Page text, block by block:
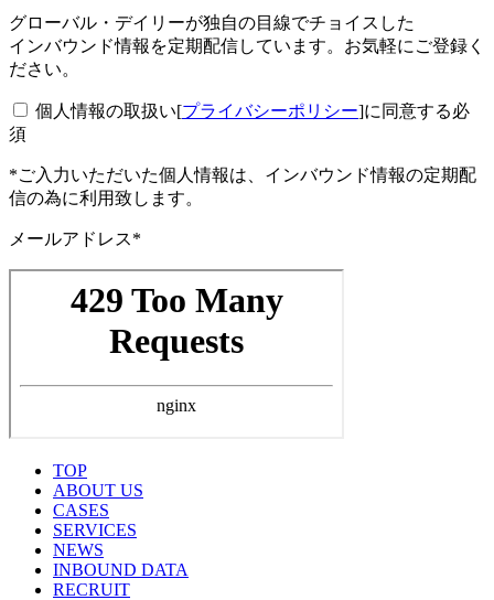
グローバル・デイリーが独自の目線でチョイスした
インバウンド情報を定期配信しています。お気軽にご登録く
ださい。
個人情報の取扱い[プライバシーポリシー]に同意する必
須
*ご入力いただいた個人情報は、インバウンド情報の定期配
信の為に利用致します。
メールアドレス*
TOP
ABOUT US
CASES
SERVICES
NEWS
INBOUND DATA
RECRUIT